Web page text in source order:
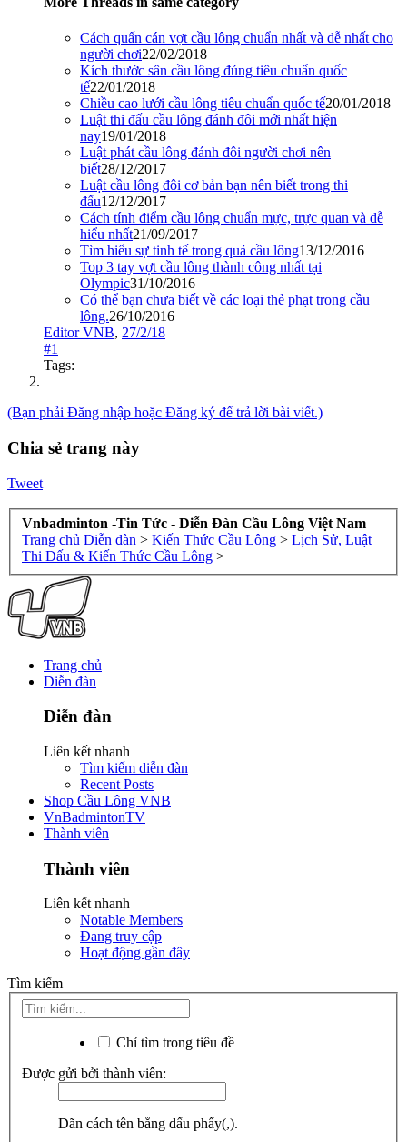
Cách quấn cán vợt cầu lông chuẩn nhất và dễ nhất cho
người chơi22/02/2018
Kích thước sân cầu lông đúng tiêu chuẩn quốc
tế22/01/2018
Chiều cao lưới cầu lông tiêu chuẩn quốc tế20/01/2018
Luật thi đấu cầu lông đánh đôi mới nhất hiện
nay19/01/2018
Luật phát cầu lông đánh đôi người chơi nên
biết28/12/2017
Luật cầu lông đôi cơ bản bạn nên biết trong thi
đấu12/12/2017
Cách tính điểm cầu lông chuẩn mực, trực quan và dễ
hiểu nhất21/09/2017
Tìm hiểu sự tinh tế trong quả cầu lông13/12/2016
Top 3 tay vợt cầu lông thành công nhất tại
Olympic31/10/2016
Có thể bạn chưa biết về các loại thẻ phạt trong cầu
lông.26/10/2016
Editor VNB, 27/2/18
#1
Tags:
(Bạn phải Đăng nhập hoặc Đăng ký để trả lời bài viết.)
Chia sẻ trang này
Tweet
Vnbadminton -Tin Tức - Diễn Đàn Cầu Lông Việt Nam
Trang chủ Diễn đàn > Kiến Thức Cầu Lông > Lịch Sử, Luật
Thi Đấu & Kiến Thức Cầu Lông >
Trang chủ
Diễn đàn
Diễn đàn
Liên kết nhanh
Tìm kiếm diễn đàn
Recent Posts
Shop Cầu Lông VNB
VnBadmintonTV
Thành viên
Thành viên
Liên kết nhanh
Notable Members
Đang truy cập
Hoạt động gần đây
Tìm kiếm
Chỉ tìm trong tiêu đề
Được gửi bởi thành viên:
Dãn cách tên bằng dấu phẩy(,).